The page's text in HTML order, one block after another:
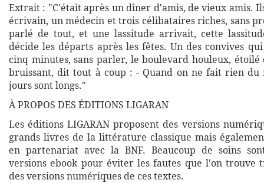
Extrait : "C'était après un dîner d'amis, de vieux amis.
écrivain, un médecin et trois célibataires riches, sans
parlé de tout, et une lassitude arrivait, cette
décide les départs après les fêtes. Un des convives
cinq minutes, sans parler, le boulevard houleux, étoilé
bruissant, dit tout à coup : - Quand on ne fait rien du
jours sont longs."
À PROPOS DES ÉDITIONS LIGARAN
Les éditions LIGARAN proposent des versions
grands livres de la littérature classique mais
en partenariat avec la BNF. Beaucoup de soins
versions ebook pour éviter les fautes que l'on trouve
des versions numériques de ces textes.